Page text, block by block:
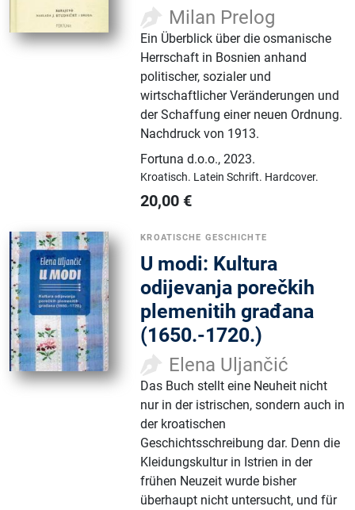
Milan Prelog
Ein Überblick über die osmanische
Herrschaft in Bosnien anhand
politischer, sozialer und
wirtschaftlicher Veränderungen und
der Schaffung einer neuen Ordnung.
Nachdruck von 1913.
Fortuna d.o.o.,2023.
Kroatisch. Latein Schrift. Hardcover.
20,00 €
KROATISCHE GESCHICHTE
U modi: Kultura
odijevanja porečkih
plemenitih građana
(1650.-1720.)
Elena Uljančić
Das Buch stellt eine Neuheit nicht
nur in der istrischen, sondern auch in
der kroatischen
Geschichtsschreibung dar. Denn die
Kleidungskultur in Istrien in der
frühen Neuzeit wurde bisher
überhaupt nicht untersucht, und für